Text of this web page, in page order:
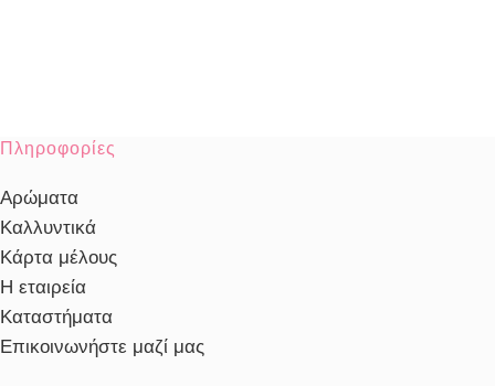
Πληροφορίες
Αρώματα
Καλλυντικά
Κάρτα μέλους
Η εταιρεία
Καταστήματα
Επικοινωνήστε μαζί μας